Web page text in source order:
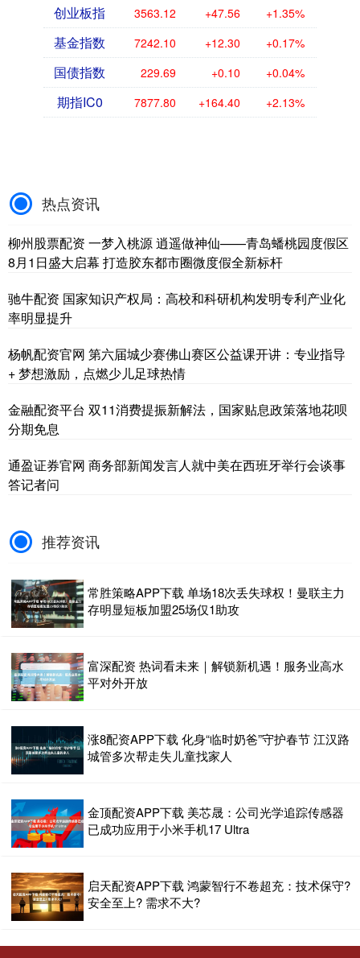
创业板指 3563.12 +47.56 +1.35%
基金指数 7242.10 +12.30 +0.17%
国债指数 229.69 +0.10 +0.04%
期指IC0 7877.80 +164.40 +2.13%
热点资讯
柳州股票配资 一梦入桃源 逍遥做神仙——青岛蟠桃园度假区
8月1日盛大启幕 打造胶东都市圈微度假全新标杆
驰牛配资 国家知识产权局：高校和科研机构发明专利产业化
率明显提升
杨帆配资官网 第六届城少赛佛山赛区公益课开讲：专业指导
+ 梦想激励，点燃少儿足球热情
金融配资平台 双11消费提振新解法，国家贴息政策落地花呗
分期免息
通盈证券官网 商务部新闻发言人就中美在西班牙举行会谈事
答记者问
推荐资讯
常胜策略APP下载 单场18次丢失球权！曼联主力
存明显短板加盟25场仅1助攻
富深配资 热词看未来｜解锁新机遇！服务业高水
平对外开放
涨8配资APP下载 化身“临时奶爸”守护春节 江汉路
城管多次帮走失儿童找家人
金顶配资APP下载 美芯晟：公司光学追踪传感器
已成功应用于小米手机17 Ultra
启天配资APP下载 鸿蒙智行不卷超充：技术保守?
安全至上? 需求不大?